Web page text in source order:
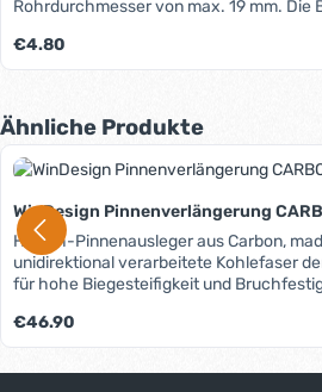
Rohrdurchmesser von max. 19 mm. Die
Pinne, sodass der Clip auch auf sehr
montiert werden kann. Bruchfestes und
Regulärer Preis:
€4.80
Produktgalerie überspringen
Ähnliche Produkte
WinDesign Pinnenverlängerung
HiTech-Pinnenausleger aus Carbon,
unidirektional verarbeitete Kohlefaser
für hohe Biegesteifigkeit und
uv-stabilisiert und hochglanz-versiegelt.
weicher Griff aus Zellkautschuk. Langlebiges Pinnengelenk
aus Gummi mit Tauwerkseele und
Regulärer Preis:
€46.90